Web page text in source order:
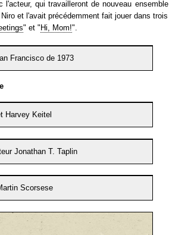
qui travailleront de nouveau ensemble
et l'avait précédemment fait jouer dans trois
" et " Hi, Mom!".
Francisco de 1973
Harvey Keitel
Jonathan T. Taplin
Scorsese